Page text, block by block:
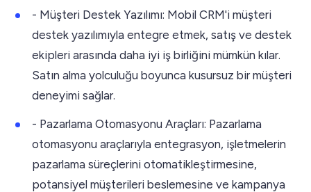
- Müşteri Destek Yazılımı: Mobil CRM'i müşteri
destek yazılımıyla entegre etmek, satış ve destek
ekipleri arasında daha iyi iş birliğini mümkün kılar.
Satın alma yolculuğu boyunca kusursuz bir müşteri
deneyimi sağlar.
- Pazarlama Otomasyonu Araçları: Pazarlama
otomasyonu araçlarıyla entegrasyon, işletmelerin
pazarlama süreçlerini otomatikleştirmesine,
potansiyel müşterileri beslemesine ve kampanya